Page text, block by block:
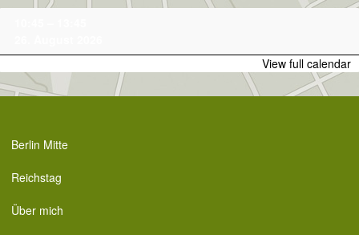
Skip
View full calendar
Berlin Mitte
Reichstag
Über mich